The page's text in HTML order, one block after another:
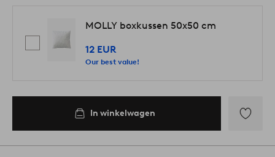
MOLLY boxkussen 50x50 cm
12 EUR
Our best value!
In winkelwagen
aan